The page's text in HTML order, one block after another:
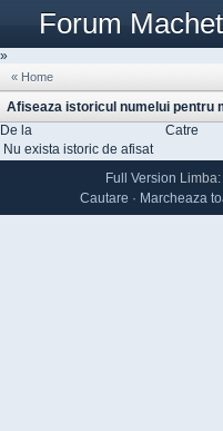
Forum
»
« Home
Afiseaza istoricul numelui pentru
De la
Catre
Nu exista istoric de afisat
Full Version Limba:
Cautare · Marcheaza